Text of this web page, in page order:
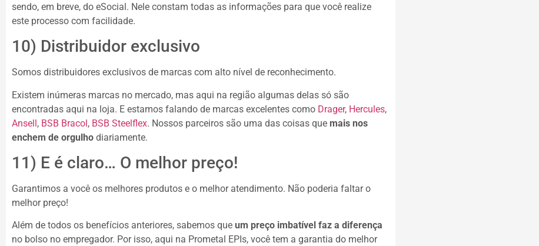
sendo, em breve, do eSocial. Nele constam todas as informações para que você realize
este processo com facilidade.
10) Distribuidor exclusivo
Somos distribuidores exclusivos de marcas com alto nível de reconhecimento.
Existem inúmeras marcas no mercado, mas aqui na região algumas delas só são
encontradas aqui na loja. E estamos falando de marcas excelentes como Drager, Hercules,
Ansell, BSB Bracol, BSB Steelflex. Nossos parceiros são uma das coisas que mais nos
enchem de orgulho diariamente.
11) E é claro… O melhor preço!
Garantimos a você os melhores produtos e o melhor atendimento. Não poderia faltar o
melhor preço!
Além de todos os benefícios anteriores, sabemos que um preço imbatível faz a diferença
no bolso no empregador. Por isso, aqui na Prometal EPIs, você tem a garantia do melhor